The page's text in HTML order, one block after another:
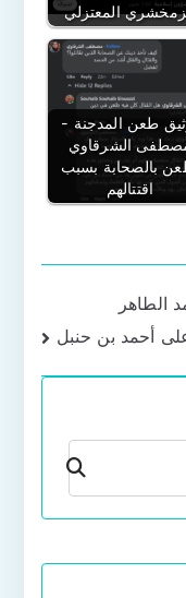
المعتزلي
طعن المدجنة -
الشرقاوي
بالصحابة بسبب
اقتتالهم
الطاهر
أحمد بن حنبل
بحث